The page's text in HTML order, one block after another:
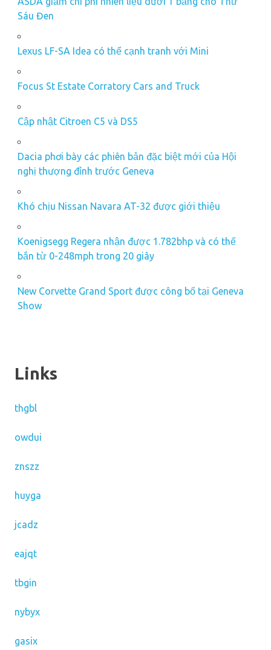
Sáu Đen
Lexus LF-SA Idea có thể cạnh tranh với Mini
Focus St Estate Corratory Cars and Truck
Cập nhật Citroen C5 và DS5
Dacia phơi bày các phiên bản đặc biệt mới của Hội
nghị thượng đỉnh trước Geneva
Khó chịu Nissan Navara AT-32 được giới thiệu
Koenigsegg Regera nhận được 1.782bhp và có thể
bắn từ 0-248mph trong 20 giây
New Corvette Grand Sport được công bố tại Geneva
Show
Links
thgbl
owdui
znszz
huyga
jcadz
eajqt
tbgin
nybyx
gasix